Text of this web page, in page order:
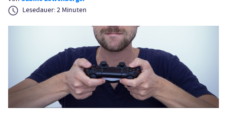
Lesedauer:2 Minuten